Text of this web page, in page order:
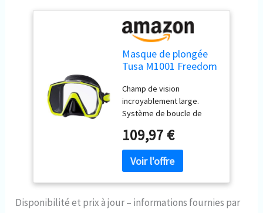
Masque de plongée
Tusa M1001 Freedom
Champ de vision
incroyablement large.
Système de boucle de
Grand cadre avec volume
interne minimal.
Amortisseur de réglage de
sangle cinq positions pour
micro-réglages. Jupe de
protection à angles
109,97 €
Disponibilité et prix à jour – informations fournies par